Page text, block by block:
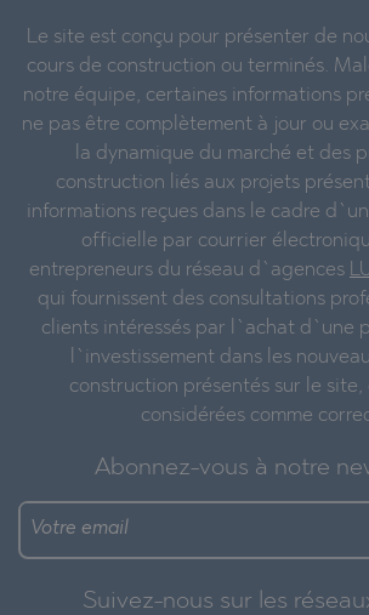
Le site est conçu pour présenter de
cours de construction ou terminés.
notre équipe, certaines informations
ne pas être complètement à jour ou
la dynamique du marché et des
construction liés aux projets
informations reçues dans le cadre
officielle par courrier
entrepreneurs du réseau d`agences
qui fournissent des consultations
clients intéressés par l`achat d`une
l`investissement dans les
construction présentés sur le
considérées comme
Abonnez-vous à notre
Suivez-nous sur les